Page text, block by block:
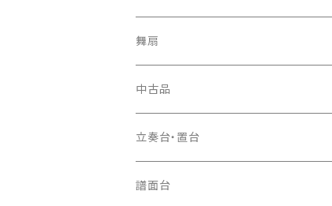
爪・爪輪
爪入
爪駒入
猫足入
ソフトケース
長袋・三ツ組袋・胴袋
胴掛
根緒
糸
歌口キャップ
つゆ切り
お祭り用６穴
お祭り用７穴
篠笛袋
太鼓（本体）
太鼓撥
手拍子（チャンチャン）
当り鉦
舞扇
中古品
箏（本体）
三味線（本体）
立奏台・置台
譜面台